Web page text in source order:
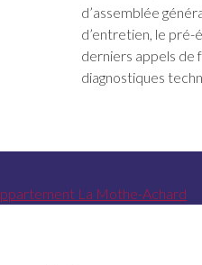
d’assemblée
d’entretien, le
derniers appels de
diagnostiques